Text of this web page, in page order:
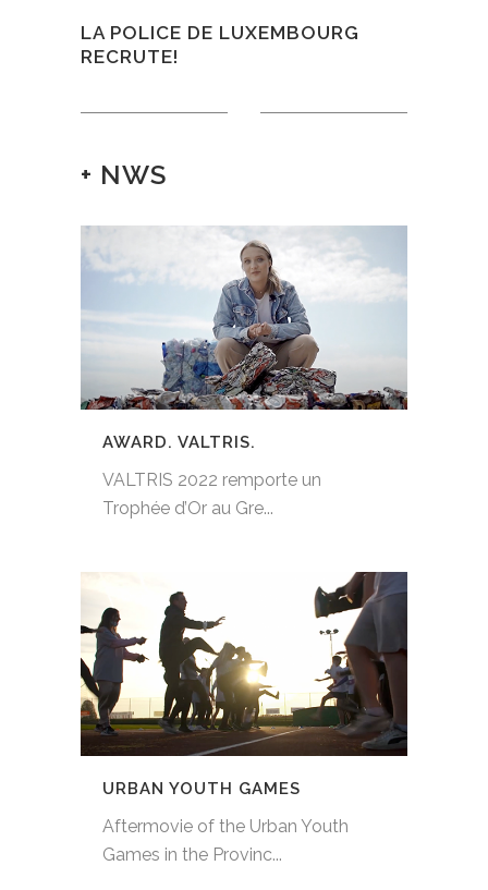
LA POLICE DE LUXEMBOURG
RECRUTE!
+ NWS
AWARD. VALTRIS.
VALTRIS 2022 remporte un
Trophée d’Or au Gre...
URBAN YOUTH GAMES
Aftermovie of the Urban Youth
Games in the Provinc...